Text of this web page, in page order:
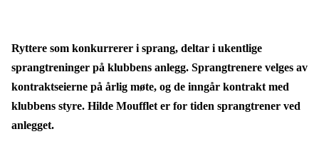
Ryttere som konkurrerer i sprang, deltar i ukentlige
sprangtreninger på klubbens anlegg. Sprangtrenere velges av
kontraktseierne på årlig møte, og de inngår kontrakt med
klubbens styre. Hilde Moufflet er for tiden sprangtrener ved
anlegget.